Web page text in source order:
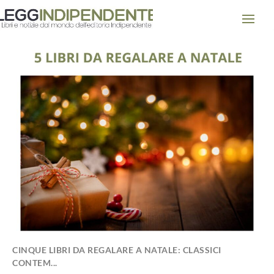
CINQUE LIBRI DA REGALARE A NATALE: CLASSICI
CONTEM...